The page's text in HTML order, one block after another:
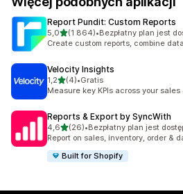
Report Pundit: Custom Reports
5,0na 5 gwiazdek
(1 864)
Łączna liczba recenzji: 1864
•Bezpłatny plan jest
Create custom reports, combine
Velocity Insights
1,2na 5 gwiazdek
(4)
Łączna liczba recenzji: 4
•Gratis
Measure key KPIs across your
Reports & Export by SyncWith
4,6na 5 gwiazdek
(26)
Łączna liczba recenzji: 26
•Bezpłatny plan jest
Report on sales, inventory, order &
Built for Shopify